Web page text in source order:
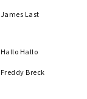
James Last
Hallo Hallo
Freddy Breck